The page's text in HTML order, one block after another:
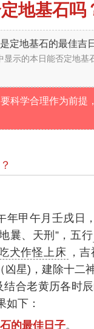
地基石吗
定地基石的最佳吉
显示的本日能否定地
科学合理作为前提
年甲午月壬戌日
曩、天刑”，五行
犬作怪上床
，
凶星)，建除十二
合老黄历各时
如下：
的最佳日子。